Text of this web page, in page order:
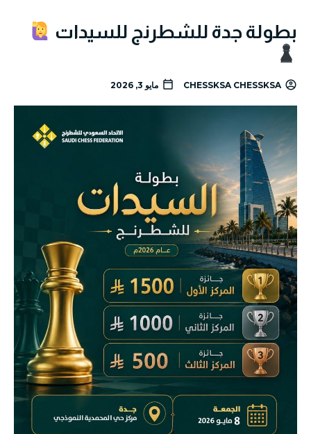
بطولة جدة للشطرنج للسيدات
CHESSKSA CHESSKSA مايو 3, 2026